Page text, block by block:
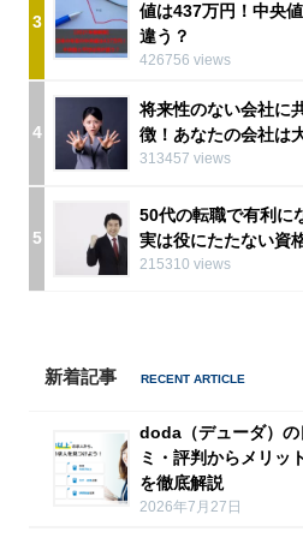
3
値は437万円！中央
違う？
426756 views
4
将来性のない会社に
徴！あなたの会社は
313457 views
5
50代の転職で有利に
実は役にたたない資
215310 views
新着記事
doda（デューダ）の
ミ・評判からメリッ
を徹底解説
2026年7月27日